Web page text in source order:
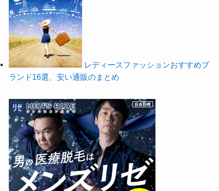
レディースファッションおすすめブ
ランド16選、安い通販のまとめ